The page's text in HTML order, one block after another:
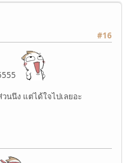
#16
นนึง แต่ได้ใจไปเลยอะ